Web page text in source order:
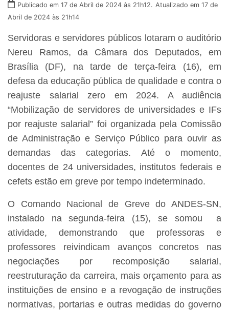
Publicado em 17 de Abril de 2024 às 21h12. Atualizado em 17 de
Abril de 2024 às 21h14
Servidoras e servidores públicos lotaram o auditório
Nereu Ramos, da Câmara dos Deputados, em
Brasília (DF), na tarde de terça-feira (16), em
defesa da educação pública de qualidade e contra o
reajuste salarial zero em 2024. A audiência
“Mobilização de servidores de universidades e IFs
por reajuste salarial” foi organizada pela Comissão
de Administração e Serviço Público para ouvir as
demandas das categorias. Até o momento,
docentes de 24 universidades, institutos federais e
cefets estão em greve por tempo indeterminado.
O Comando Nacional de Greve do ANDES-SN,
instalado na segunda-feira (15), se somou a
atividade, demonstrando que professoras e
professores reivindicam avanços concretos nas
negociações por recomposição salarial,
reestruturação da carreira, mais orçamento para as
instituições de ensino e a revogação de instruções
normativas, portarias e outras medidas do governo